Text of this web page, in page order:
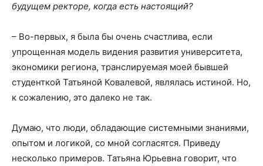
будущем ректоре, когда есть настоящий?
– Во-первых, я была бы очень счастлива, если
упрощенная модель видения развития университета,
экономики региона, транслируемая моей бывшей
студенткой Татьяной Ковалевой, являлась истиной. Но,
к сожалению, это далеко не так.
Думаю, что люди, обладающие системными знаниями,
опытом и логикой, со мной согласятся. Приведу
несколько примеров. Татьяна Юрьевна говорит, что